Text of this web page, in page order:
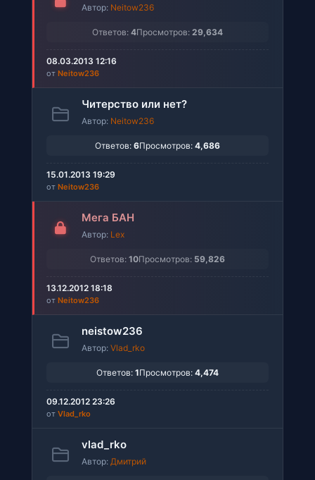
Автор: Neitow236
Ответов: 4Просмотров: 29,634
08.03.2013 12:16
от Neitow236
Читерство или нет?
Автор: Neitow236
Ответов: 6Просмотров: 4,686
15.01.2013 19:29
от Neitow236
Мега БАН
Автор: Lex
Ответов: 10Просмотров: 59,826
13.12.2012 18:18
от Neitow236
neistow236
Автор: Vlad_rko
Ответов: 1Просмотров: 4,474
09.12.2012 23:26
от Vlad_rko
vlad_rko
Автор: Дмитрий